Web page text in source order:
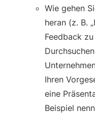
Wie gehen
heran (z. B.
Feedback
Ihren
eine
Beispiel